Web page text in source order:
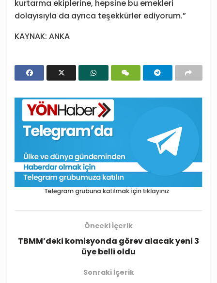
kurtarma ekiplerine, hepsine bu emekleri
dolayısıyla da ayrıca teşekkürler ediyorum.”
KAYNAK: ANKA
Önceki İçerik
TBMM’deki komisyonda görev alacak yeni 3
üye belli oldu
Sonraki İçerik